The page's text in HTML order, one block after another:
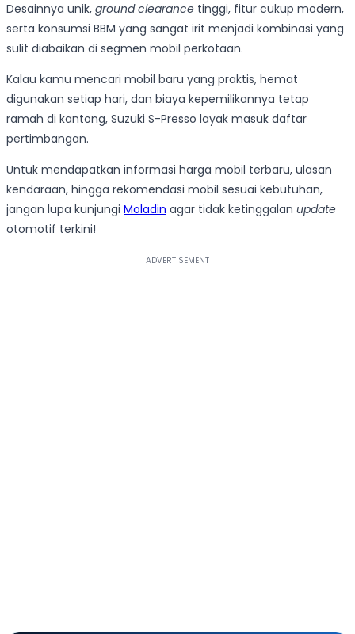
Desainnya unik, ground clearance tinggi, fitur cukup modern,
serta konsumsi BBM yang sangat irit menjadi kombinasi yang
sulit diabaikan di segmen mobil perkotaan.
Kalau kamu mencari mobil baru yang praktis, hemat
digunakan setiap hari, dan biaya kepemilikannya tetap
ramah di kantong, Suzuki S-Presso layak masuk daftar
pertimbangan.
Untuk mendapatkan informasi harga mobil terbaru, ulasan
kendaraan, hingga rekomendasi mobil sesuai kebutuhan,
jangan lupa kunjungi Moladin agar tidak ketinggalan update
otomotif terkini!